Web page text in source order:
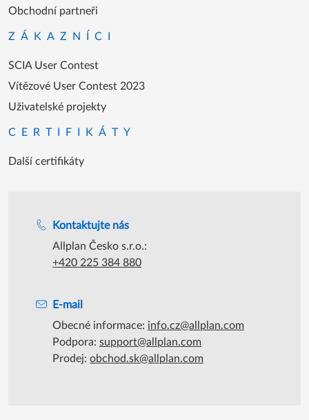
Kontaktujte nás
Allplan Česko s.r.o.:
+420 225 384 880
E-mail
Obecné informace: info.cz@allplan.com
Podpora: support@allplan.com
Prodej: obchod.sk@allplan.com
Obchodní partneři
ZÁKAZNÍCI
SCIA User Contest
Vítězové User Contest 2023
Uživatelské projekty
CERTIFIKÁTY
Další certifikáty